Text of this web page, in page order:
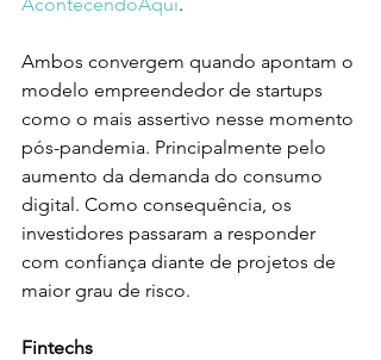
Ambos convergem quando apontam o
modelo empreendedor de startups
como o mais assertivo nesse momento
pós-pandemia. Principalmente pelo
aumento da demanda do consumo
digital. Como consequência, os
investidores passaram a responder
com confiança diante de projetos de
maior grau de risco.
Fintechs